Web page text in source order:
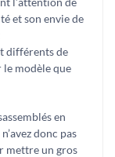
et son envie de
différents de
le modèle que
en
donc pas
mettre un gros